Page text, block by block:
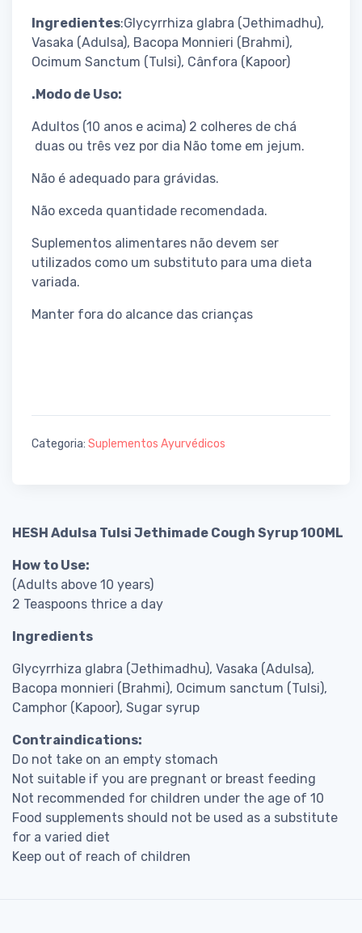
Ingredientes:Glycyrrhiza glabra (Jethimadhu),
Vasaka (Adulsa), Bacopa Monnieri (Brahmi),
Ocimum Sanctum (Tulsi), Cânfora (Kapoor)
.Modo de Uso:
Adultos (10 anos e acima) 2 colheres de chá
duas ou três vez por dia Não tome em jejum.
Não é adequado para grávidas.
Não exceda quantidade recomendada.
Suplementos alimentares não devem ser
utilizados como um substituto para uma dieta
variada.
Manter fora do alcance das crianças
Categoria: Suplementos Ayurvédicos
HESH Adulsa Tulsi Jethimade Cough Syrup 100ML
How to Use:
(Adults above 10 years)
2 Teaspoons thrice a day
Ingredients
Glycyrrhiza glabra (Jethimadhu), Vasaka (Adulsa),
Bacopa monnieri (Brahmi), Ocimum sanctum (Tulsi),
Camphor (Kapoor), Sugar syrup
Contraindications:
Do not take on an empty stomach
Not suitable if you are pregnant or breast feeding
Not recommended for children under the age of 10
Food supplements should not be used as a substitute
for a varied diet
Keep out of reach of children